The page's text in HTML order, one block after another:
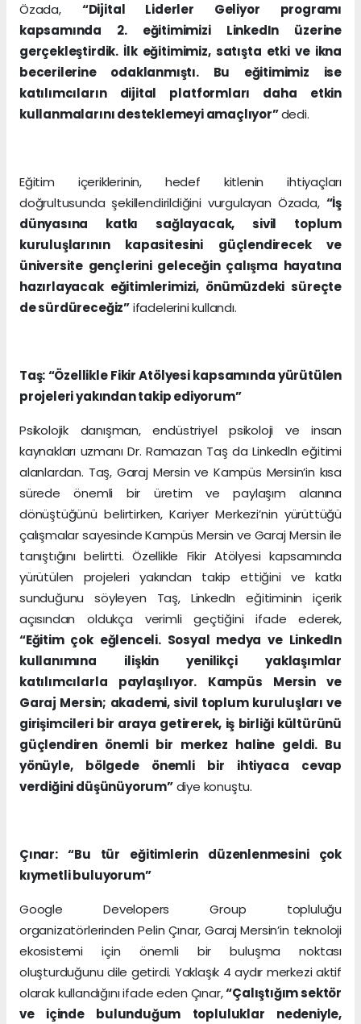
Özada, “Dijital Liderler Geliyor programı
kapsamında 2. eğitimimizi LinkedIn üzerine
gerçekleştirdik. İlk eğitimimiz, satışta etki ve ikna
becerilerine odaklanmıştı. Bu eğitimimiz ise
katılımcıların dijital platformları daha etkin
kullanmalarını desteklemeyi amaçlıyor”dedi.
Eğitim içeriklerinin, hedef kitlenin ihtiyaçları
doğrultusunda şekillendirildiğini vurgulayan Özada, “İş
dünyasına katkı sağlayacak, sivil toplum
kuruluşlarının kapasitesini güçlendirecek ve
üniversite gençlerini geleceğin çalışma hayatına
hazırlayacak eğitimlerimizi, önümüzdeki süreçte
de sürdüreceğiz”ifadelerini kullandı.
Taş: “Özellikle Fikir Atölyesi kapsamında yürütülen
projeleri yakından takip ediyorum”
Psikolojik danışman, endüstriyel psikoloji ve insan
kaynakları uzmanı Dr. Ramazan Taş da Linkedln eğitimi
alanlardan. Taş, Garaj Mersin ve Kampüs Mersin’in kısa
sürede önemli bir üretim ve paylaşım alanına
dönüştüğünü belirtirken, Kariyer Merkezi’nin yürüttüğü
çalışmalar sayesinde Kampüs Mersin ve Garaj Mersin ile
tanıştığını belirtti. Özellikle Fikir Atölyesi kapsamında
yürütülen projeleri yakından takip ettiğini ve katkı
sunduğunu söyleyen Taş, LinkedIn eğitiminin içerik
açısından oldukça verimli geçtiğini ifade ederek,
“Eğitim çok eğlenceli. Sosyal medya ve LinkedIn
kullanımına ilişkin yenilikçi yaklaşımlar
katılımcılarla paylaşılıyor. Kampüs Mersin ve
Garaj Mersin; akademi, sivil toplum kuruluşları ve
girişimcileri bir araya getirerek, iş birliği kültürünü
güçlendiren önemli bir merkez haline geldi. Bu
yönüyle, bölgede önemli bir ihtiyaca cevap
verdiğini düşünüyorum”diye konuştu.
Çınar: “Bu tür eğitimlerin düzenlenmesini çok
kıymetli buluyorum”
Google Developers Group topluluğu
organizatörlerinden Pelin Çınar, Garaj Mersin’in teknoloji
ekosistemi için önemli bir buluşma noktası
oluşturduğunu dile getirdi. Yaklaşık 4 aydır merkezi aktif
olarak kullandığını ifade eden Çınar,“Çalıştığım sektör
ve içinde bulunduğum topluluklar nedeniyle,